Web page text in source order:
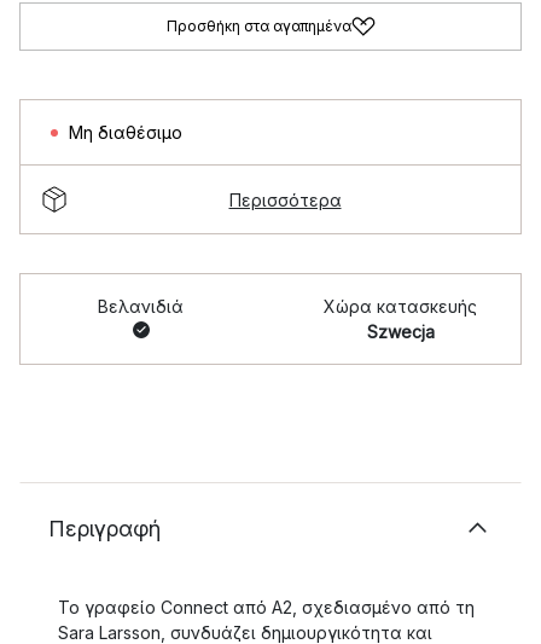
Προσθήκη στα αγαπημένα
Μη διαθέσιμο
Περισσότερα
Βελανιδιά
Χώρα κατασκευής
Szwecja
Περιγραφή
Το γραφείο Connect από A2, σχεδιασμένο από τη
Sara Larsson, συνδυάζει δημιουργικότητα και